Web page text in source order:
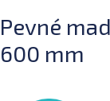
Pevné
600 mm